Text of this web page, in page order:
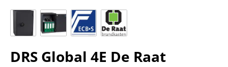
DRS Global 4E De Raat